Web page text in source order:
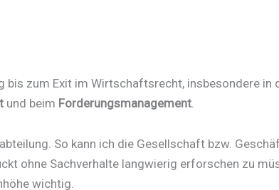
bis zum Exit im Wirtschaftsrecht, insbesondere in
und beim Forderungsmanagement
So kann ich die Gesellschaft bzw.
ohne Sachverhalte langwierig erforschen zu
wichtig.